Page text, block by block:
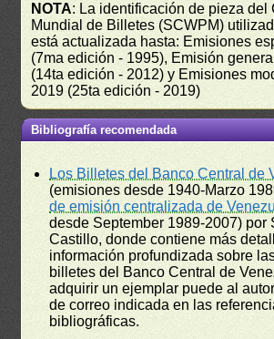
NOTA: La identificación de pieza del
Mundial de Billetes (SCWPM)
está actualizada hasta: Emisiones
(7ma edición - 1995), Emisión
(14ta edición - 2012) y Emisiones
2019 (25ta edición - 2019)
Bibliografía recomendada
Los Billetes del Banco Central de
(emisiones desde 1940-Marzo
de emisión centralizada de
desde September 1989-2007) por
Castillo, donde contiene más
información profundizada sobre
billetes del Banco Central de
adquirir un ejemplar puede al
de correo indicada en las
bibliográficas.